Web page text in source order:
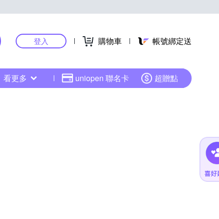
登入 購物車 帳號綁定送
看更多 uniopen 聯名卡 超贈點